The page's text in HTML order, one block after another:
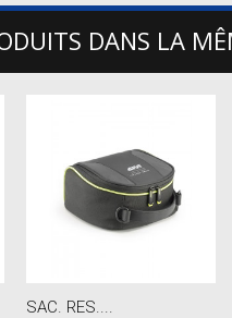
DANS LA
SAC. RES....